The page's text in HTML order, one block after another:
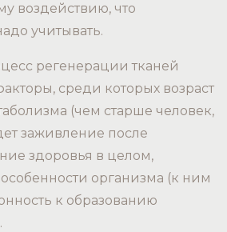
воздействию, что
учитывать.
регенерации тканей
среди которых возраст
(чем старше человек,
заживление после
здоровья в целом,
организма (к ним
к образованию